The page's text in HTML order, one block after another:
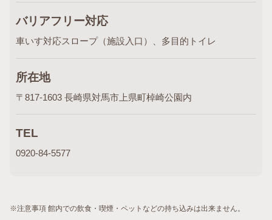
バリアフリー対応
車いす対応スロープ（施設入口）、多目的トイレ
所在地
〒817-1603 長崎県対馬市上県町棹崎公園内
TEL
0920-84-5577
※注意事項 館内での飲食・喫煙・ペットなどの持ち込みは出来ません。